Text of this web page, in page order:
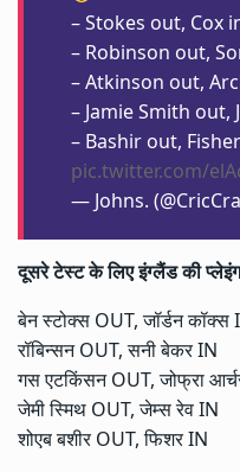
– Stokes out, Cox
– Robinson out,
– Atkinson out,
– Jamie Smith out,
– Bashir out,
pic.twitter.com/
— Johns.
दूसरे टेस्ट के लिए इंग्लैंड की
बेन स्टोक्स OUT, जॉर्डन कॉक्स
रॉबिन्सन OUT, सनी बेकर IN
गस एटकिंसन OUT, जोफ्रा
जेमी स्मिथ OUT, जेम्स रेव IN
शोएब बशीर OUT, फिशर IN